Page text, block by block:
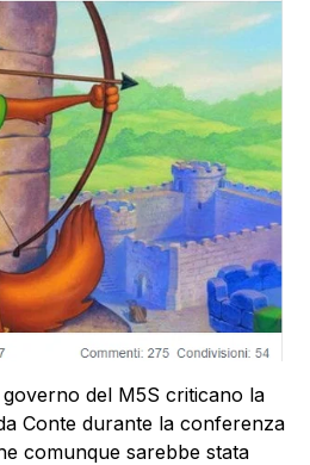
governo del M5S criticano la
Conte durante la conferenza
comunque sarebbe stata